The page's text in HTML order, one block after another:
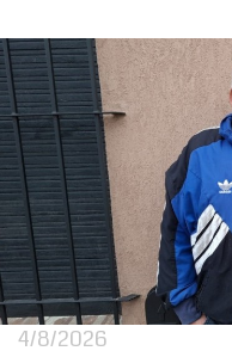
4/8/2026